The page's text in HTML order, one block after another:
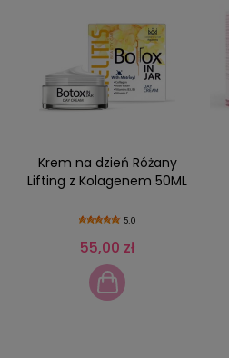
Krem na dzień Różany
Lifting z Kolagenem 50ML
5.0
55,00 zł